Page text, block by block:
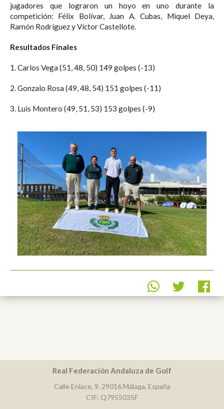
jugadores que lograron un hoyo en uno durante la
competición: Félix Bolívar, Juan A. Cubas, Miquel Deya,
Ramón Rodríguez y Víctor Castellote.
Resultados Finales
1. Carlos Vega (51, 48, 50) 149 golpes (-13)
2. Gonzalo Rosa (49, 48, 54) 151 golpes (-11)
3. Luis Montero (49, 51, 53) 153 golpes (-9)
Real Federación Andaluza de Golf
Calle Enlace, 9. 29016 Málaga, España
CIF: Q7955035F